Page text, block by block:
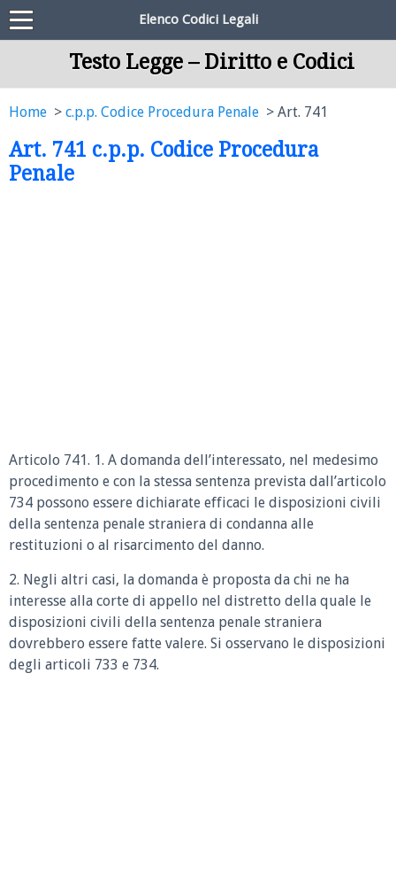
Elenco Codici Legali
Testo Legge – Diritto e Codici
Home c.p.p. Codice Procedura Penale Art. 741
Art. 741 c.p.p. Codice Procedura
Penale
Articolo 741. 1. A domanda dell’interessato, nel medesimo
procedimento e con la stessa sentenza prevista dall’articolo
734 possono essere dichiarate efficaci le disposizioni civili
della sentenza penale straniera di condanna alle
restituzioni o al risarcimento del danno.
2. Negli altri casi, la domanda è proposta da chi ne ha
interesse alla corte di appello nel distretto della quale le
disposizioni civili della sentenza penale straniera
dovrebbero essere fatte valere. Si osservano le disposizioni
degli articoli 733 e 734.